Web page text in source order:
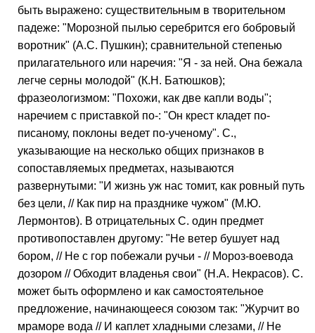
быть выражено: существительным в творительном
падеже: "Морозной пылью серебрится его бобровый
воротник" (А.С. Пушкин); сравнительной степенью
прилагательного или наречия: "Я - за ней. Она бежала
легче серны молодой" (К.Н. Батюшков);
фразеологизмом: "Похожи, как две капли воды";
наречием с приставкой по-: "Он крест кладет по-
писаному, поклоны ведет по-ученому". С.,
указывающие на несколько общих признаков в
сопоставляемых предметах, называются
развернутыми: "И жизнь уж нас томит, как ровный путь
без цели, // Как пир на празднике чужом" (М.Ю.
Лермонтов). В отрицательных С. один предмет
противопоставлен другому: "Не ветер бушует над
бором, // Не с гор побежали ручьи - // Мороз-воевода
дозором // Обходит владенья свои" (Н.А. Некрасов). С.
может быть оформлено и как самостоятельное
предложение, начинающееся союзом так: "Журчит во
мраморе вода // И каплет хладными слезами, // Не